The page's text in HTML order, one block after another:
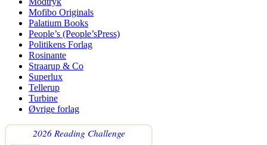
Mofibo Originals
Palatium Books
People’s (People’sPress)
Politikens Forlag
Rosinante
Straarup & Co
Superlux
Tellerup
Turbine
Øvrige forlag
2026 Reading Challenge